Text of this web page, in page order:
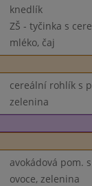
knedlík
ZŠ - tyčinka s
mléko, čaj
cereální rohlík s
zelenina
avokádová pom.
ovoce, zelenina